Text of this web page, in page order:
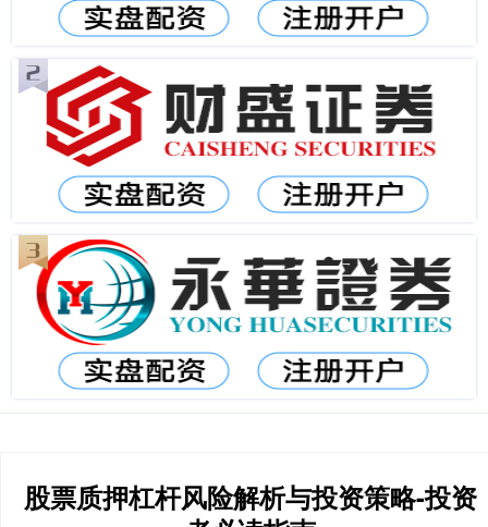
股票质押杠杆风险解析与投资策略-投资